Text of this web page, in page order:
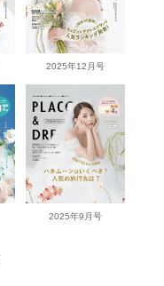
2025年12月号
2025年9月号